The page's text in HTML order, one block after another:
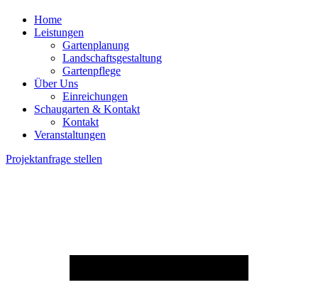
Home
Leistungen
Gartenplanung
Landschaftsgestaltung
Gartenpflege
Über Uns
Einreichungen
Schaugarten & Kontakt
Kontakt
Veranstaltungen
Projektanfrage stellen